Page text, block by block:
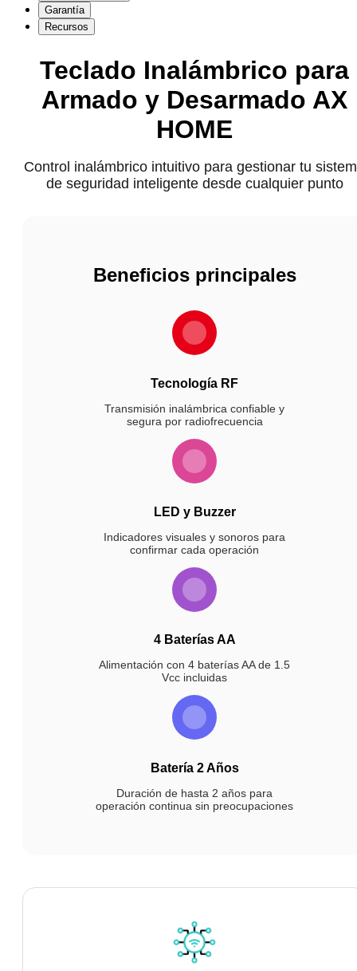
Garantía
Recursos
Teclado Inalámbrico para
Armado y Desarmado AX
HOME
Control inalámbrico intuitivo para gestionar tu
de seguridad inteligente desde cualquier punto
Beneficios principales
Tecnología RF
Transmisión inalámbrica confiable y
segura por radiofrecuencia
LED y Buzzer
Indicadores visuales y sonoros para
confirmar cada operación
4 Baterías AA
Alimentación con 4 baterías AA de 1.5
Vcc incluidas
Batería 2 Años
Duración de hasta 2 años para
operación continua sin preocupaciones